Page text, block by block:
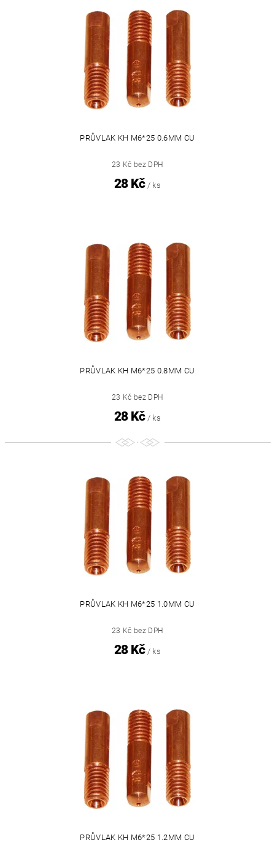
PRŮVLAK KH M6*25 0.6MM CU
23 Kč bez DPH
28 Kč / ks
PRŮVLAK KH M6*25 0.8MM CU
23 Kč bez DPH
28 Kč / ks
PRŮVLAK KH M6*25 1.0MM CU
23 Kč bez DPH
28 Kč / ks
PRŮVLAK KH M6*25 1.2MM CU